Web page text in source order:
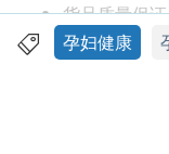
维持健康荷尔
帮助胎儿脑部
货品质量保
应最少有6个
孕妇健康